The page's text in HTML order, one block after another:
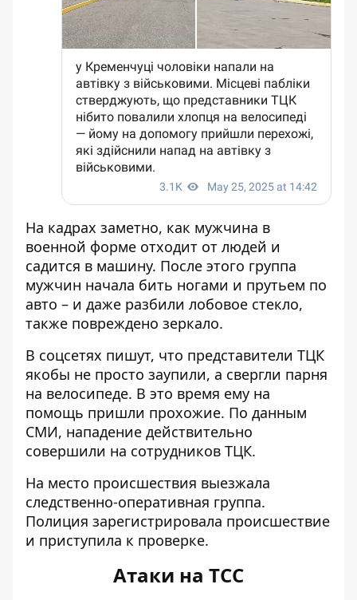
На кадрах заметно, как мужчина в
военной форме отходит от людей и
садится в машину. После этого группа
мужчин начала бить ногами и прутьем по
авто – и даже разбили лобовое стекло,
также повреждено зеркало.
В соцсетях пишут, что представители ТЦК
якобы не просто заупили, а свергли парня
на велосипеде. В это время ему на
помощь пришли прохожие. По данным
СМИ, нападение действительно
совершили на сотрудников ТЦК.
На место происшествия выезжала
следственно-оперативная группа.
Полиция зарегистрировала происшествие
и приступила к проверке.
Атаки на TCC